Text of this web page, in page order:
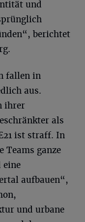
und
berichtet
fallen in
aus.
ihrer
als
ist straff. In
Teams ganze
eine
aufbauen“,
und urbane